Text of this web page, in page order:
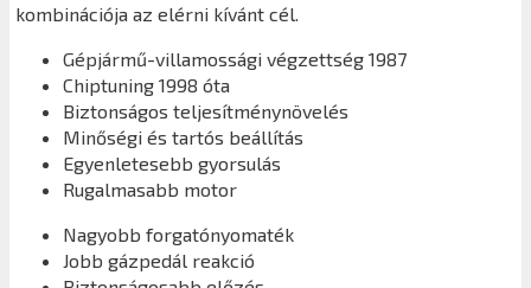
kombinációja az elérni kívánt cél.
Gépjármű-villamossági végzettség 1987
Chiptuning 1998 óta
Biztonságos teljesítménynövelés
Minőségi és tartós beállítás
Egyenletesebb gyorsulás
Rugalmasabb motor
Nagyobb forgatónyomaték
Jobb gázpedál reakció